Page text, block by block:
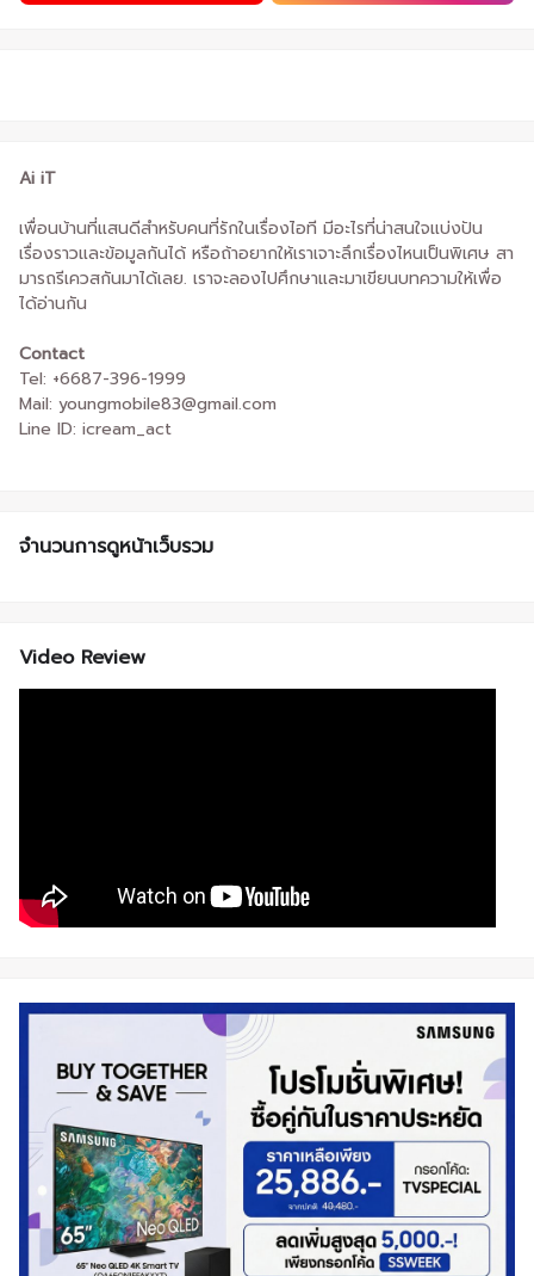
Ai iT
เพื่อนบ้านที่แสนดีสำหรับคนที่รักในเรื่องไอที มีอะไรที่น่าสนใจแบ่งปัน
เรื่องราวและข้อมูลกันได้ หรือถ้าอยากให้เราเจาะลึกเรื่องไหนเป็นพิเศษ สา
มารถรีเควสกันมาได้เลย. เราจะลองไปศึกษาและมาเขียนบทความให้เพื่อ
ได้อ่านกัน
Contact
Tel: +6687-396-1999
Mail: youngmobile83@gmail.com
Line ID: icream_act
จำนวนการดูหน้าเว็บรวม
Video Review